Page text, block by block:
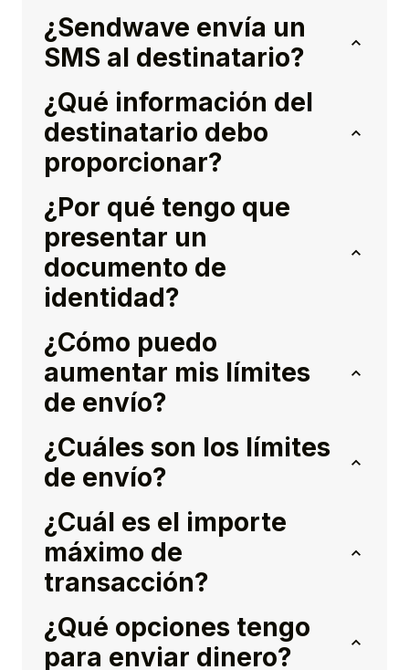
¿Sendwave envía un
SMS al destinatario?
¿Qué información del
destinatario debo
proporcionar?
¿Por qué tengo que
presentar un
documento de
identidad?
¿Cómo puedo
aumentar mis límites
de envío?
¿Cuáles son los límites
de envío?
¿Cuál es el importe
máximo de
transacción?
¿Qué opciones tengo
para enviar dinero?